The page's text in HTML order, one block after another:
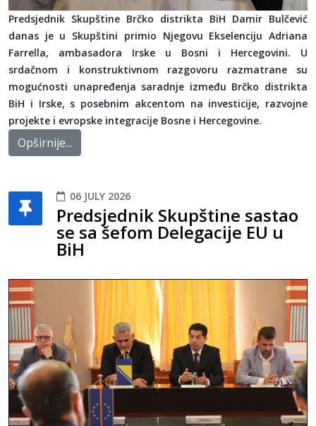
Predsjednik Skupštine Brčko distrikta BiH Damir Bulčević
danas je u Skupštini primio Njegovu Ekselenciju Adriana
Farrella, ambasadora Irske u Bosni i Hercegovini. U
srdačnom i konstruktivnom razgovoru razmatrane su
mogućnosti unapređenja saradnje između Brčko distrikta
BiH i Irske, s posebnim akcentom na investicije, razvojne
projekte i evropske integracije Bosne i Hercegovine.
Opširnije...
06 JULY 2026
Predsjednik Skupštine sastao
se sa šefom Delegacije EU u
BiH